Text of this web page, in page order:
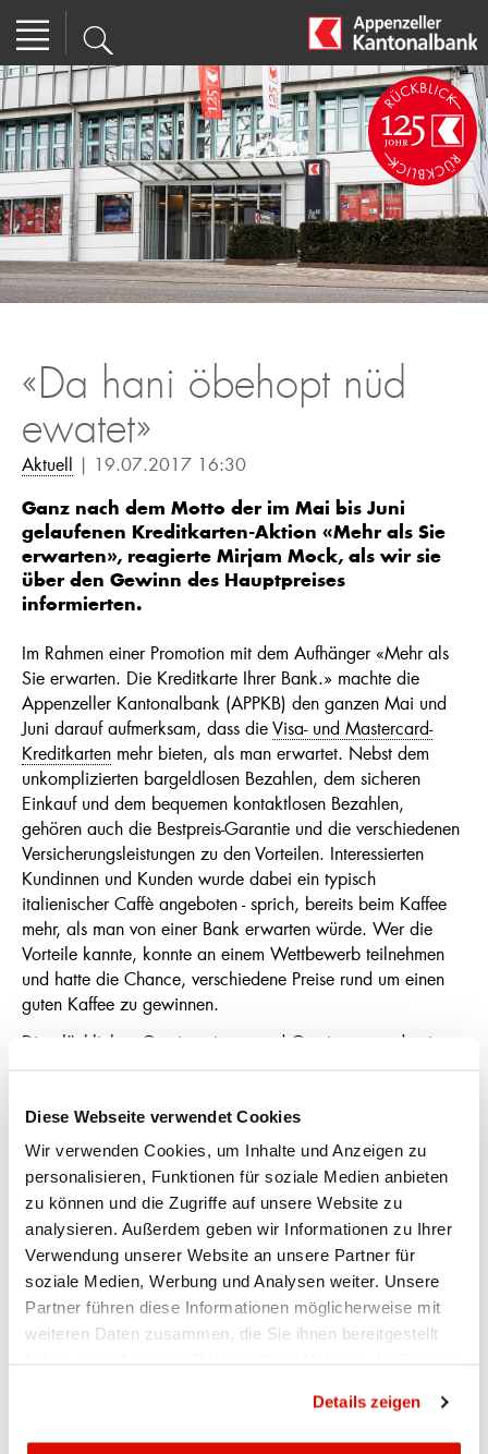
Diese Webseite verwendet Cookies
Wir verwenden Cookies, um Inhalte und Anzeigen zu
personalisieren, Funktionen für soziale Medien anbieten
zu können und die Zugriffe auf unsere Website zu
analysieren. Außerdem geben wir Informationen zu Ihrer
Verwendung unserer Website an unsere Partner für
soziale Medien, Werbung und Analysen weiter. Unsere
Partner führen diese Informationen möglicherweise mit
weiteren Daten zusammen, die Sie ihnen bereitgestellt
Details zeigen
«Da hani öbehopt nüd
ewatet»
Aktuell | 19.07.2017 16:30
Ganz nach dem Motto der im Mai bis Juni
gelaufenen Kreditkarten-Aktion «Mehr als Sie
erwarten», reagierte Mirjam Mock, als wir sie
über den Gewinn des Hauptpreises
informierten.
Im Rahmen einer Promotion mit dem Aufhänger «Mehr als
Sie erwarten. Die Kreditkarte Ihrer Bank.» machte die
Appenzeller Kantonalbank (APPKB) den ganzen Mai und
Juni darauf aufmerksam, dass dieVisa- und Mastercard-
Kreditkarten mehr bieten, als man erwartet. Nebst dem
unkomplizierten bargeldlosen Bezahlen, dem sicheren
Einkauf und dem bequemen kontaktlosen Bezahlen,
gehören auch die Bestpreis-Garantie und die verschiedenen
Versicherungsleistungen zu den Vorteilen. Interessierten
Kundinnen und Kunden wurde dabei ein typisch
italienischer Caffè angeboten - sprich, bereits beim Kaffee
mehr, als man von einer Bank erwarten würde. Wer die
Vorteile kannte, konnte an einem Wettbewerb teilnehmen
und hatte die Chance, verschiedene Preise rund um einen
guten Kaffee zu gewinnen.
Die glücklichen Gewinnerinnen und Gewinner wurden in
Mirjam Mock diese Woche von Karin Brülisauer
(Privatkundenberaterin, links) und Alexandra Koller
(Bereichsleiterin Privatkunden, rechts) entgegennehmen.